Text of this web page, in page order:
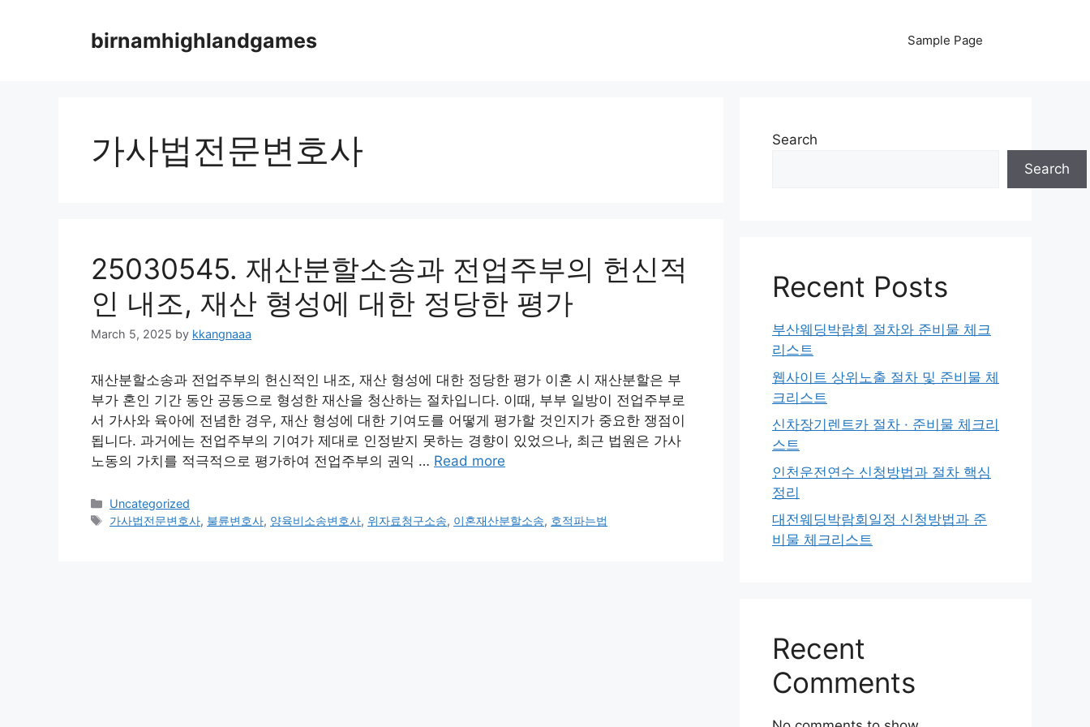
birnamhighlandgames Sample Page
가사법전문변호사
25030545. 재산분할소송과 전업주부의 헌신적
인 내조, 재산 형성에 대한 정당한 평가
March 5, 2025 by kkangnaaa
재산분할소송과 전업주부의 헌신적인 내조, 재산 형성에 대한 정당한 평가 이혼 시 재산분할은 부
부가 혼인 기간 동안 공동으로 형성한 재산을 청산하는 절차입니다. 이때, 부부 일방이 전업주부로
서 가사와 육아에 전념한 경우, 재산 형성에 대한 기여도를 어떻게 평가할 것인지가 중요한 쟁점이
됩니다. 과거에는 전업주부의 기여가 제대로 인정받지 못하는 경향이 있었으나, 최근 법원은 가사
노동의 가치를 적극적으로 평가하여 전업주부의 권익 … Read more
Categories
Uncategorized
Tags
가사법전문변호사, 불륜변호사, 양육비소송변호사, 위자료청구소송, 이혼재산분할소송, 호적파는법
Search
Search
Recent Posts
부산웨딩박람회 절차와 준비물 체크
리스트
웹사이트 상위노출 절차 및 준비물 체
크리스트
신차장기렌트카 절차 · 준비물 체크리
스트
인천운전연수 신청방법과 절차 핵심
정리
대전웨딩박람회일정 신청방법과 준
비물 체크리스트
Recent
Comments